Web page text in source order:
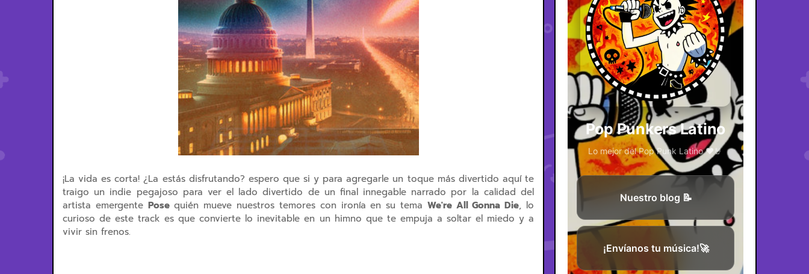
¡La vida es corta! ¿La estás disfrutando? espero que si y para agregarle un toque más divertido aquí te
traigo un indie pegajoso para ver el lado divertido de un final innegable narrado por la calidad del
artista emergente Posequién mueve nuestros temores con ironía en su tema We're All Gonna Die, lo
curioso de este track es que convierte lo inevitable en un himno que te empuja a soltar el miedo y a
vivir sin frenos.